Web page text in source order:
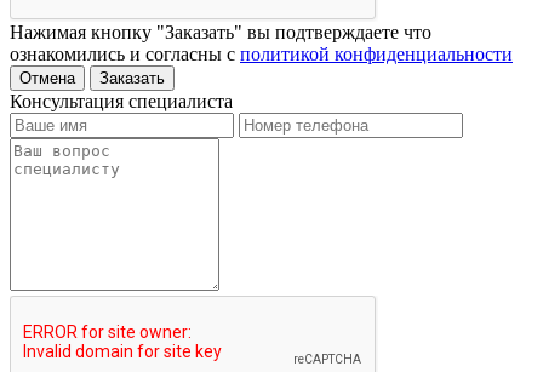
Нажимая кнопку "Заказать" вы подтверждаете что
ознакомились и согласны с политикой конфиденциальности
Отмена Заказать
Консультация специалиста